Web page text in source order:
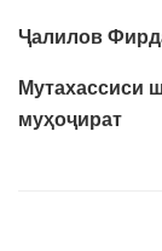
Ҷалилов
Мутахассиси
муҳоҷират